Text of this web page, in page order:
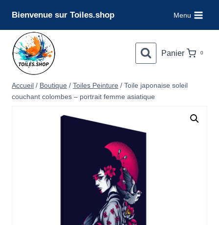
contenu
Bienvenue sur Toiles.shop Menu
Panier 0
Accueil / Boutique / Toiles Peinture / Toile japonaise soleil
couchant colombes – portrait femme asiatique